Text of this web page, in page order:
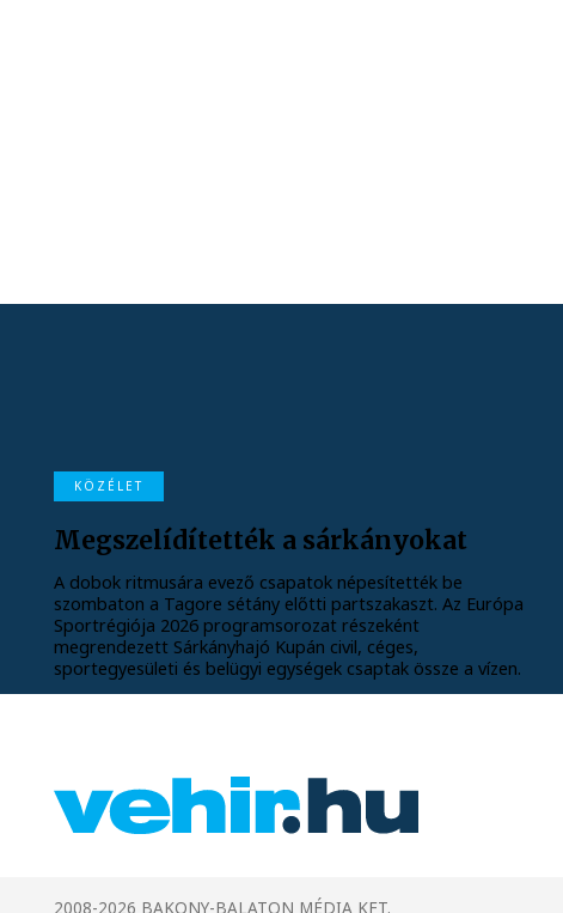
KÖZÉLET
Megszelídítették a sárkányokat
A dobok ritmusára evező csapatok népesítették be
szombaton a Tagore sétány előtti partszakaszt. Az Európa
Sportrégiója 2026 programsorozat részeként
megrendezett Sárkányhajó Kupán civil, céges,
sportegyesületi és belügyi egységek csaptak össze a vízen.
2008-2026 BAKONY-BALATON MÉDIA KFT.